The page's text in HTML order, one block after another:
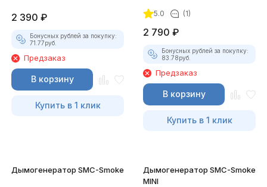
2 390 ₽
Бонусных рублей за покупку:
71.77руб.
Предзаказ
В корзину
Купить в 1 клик
5.0 (1)
2 790 ₽
Бонусных рублей за покупку:
83.78руб.
Предзаказ
В корзину
Купить в 1 клик
Дымогенератор SMC-Smoke
Дымогенератор SMC-Smoke
MINI